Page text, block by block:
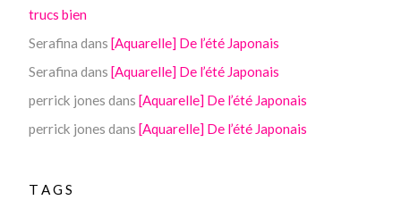
trucs bien
Serafina dans [Aquarelle] De l’été Japonais
Serafina dans [Aquarelle] De l’été Japonais
perrick jones dans [Aquarelle] De l’été Japonais
perrick jones dans [Aquarelle] De l’été Japonais
TAGS